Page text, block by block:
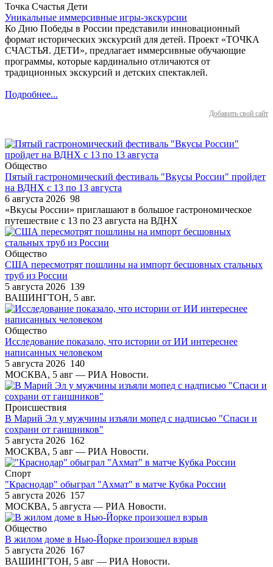
Точка Счастья Дети
Уникальные иммерсивные игры-экскурсии
Ко Дню Победы в России представили инновационный
формат исторических экскурсий для детей. Проект «ТОЧКА
СЧАСТЬЯ. ДЕТИ», предлагает иммерсивные обучающие
программы, которые кардинально отличаются от
традиционных экскурсий и детских спектаклей.
Подробнее...
Добавить свой сайт
Общество
Пятый гастрономический фестиваль "Вкусы России" пройдет
на ВДНХ с 13 по 13 августа
6 августа 2026 98
«Вкусы России» приглашают в большое гастрономическое
путешествие с 13 по 23 августа на ВДНХ
Общество
США пересмотрят пошлины на импорт бесшовных стальных
труб из России
5 августа 2026 139
ВАШИНГТОН, 5 авг.
Общество
Исследование показало, что истории от ИИ интереснее
написанных человеком
5 августа 2026 140
МОСКВА, 5 авг — РИА Новости.
Происшествия
В Марий Эл у мужчины изъяли мопед с надписью "Спаси и
сохрани от гаишников"
5 августа 2026 162
МОСКВА, 5 авг — РИА Новости.
Спорт
"Краснодар" обыграл "Ахмат" в матче Кубка России
5 августа 2026 157
МОСКВА, 5 августа — РИА Новости.
Общество
В жилом доме в Нью-Йорке произошел взрыв
5 августа 2026 167
ВАШИНГТОН, 5 авг — РИА Новости.